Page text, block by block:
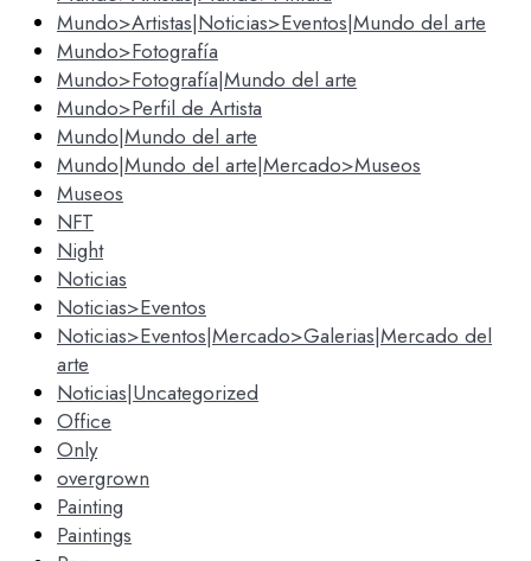
Mundo>Artistas|Noticias>Eventos|Mundo del arte
Mundo>Fotografía
Mundo>Fotografía|Mundo del arte
Mundo>Perfil de Artista
Mundo|Mundo del arte
Mundo|Mundo del arte|Mercado>Museos
Museos
NFT
Night
Noticias
Noticias>Eventos
Noticias>Eventos|Mercado>Galerias|Mercado del
arte
Noticias|Uncategorized
Office
Only
overgrown
Painting
Paintings